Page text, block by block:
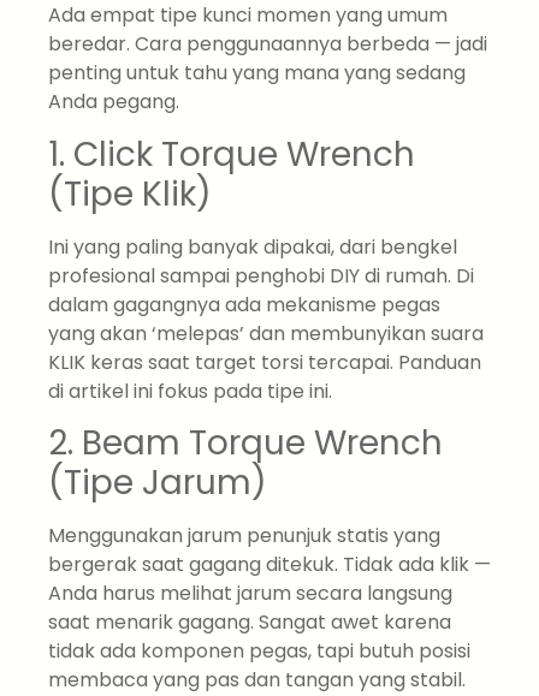
Ada empat tipe kunci momen yang umum
beredar. Cara penggunaannya berbeda — jadi
penting untuk tahu yang mana yang sedang
Anda pegang.
1. Click Torque Wrench
(Tipe Klik)
Ini yang paling banyak dipakai, dari bengkel
profesional sampai penghobi DIY di rumah. Di
dalam gagangnya ada mekanisme pegas
yang akan ‘melepas’ dan membunyikan suara
KLIK keras saat target torsi tercapai. Panduan
di artikel ini fokus pada tipe ini.
2. Beam Torque Wrench
(Tipe Jarum)
Menggunakan jarum penunjuk statis yang
bergerak saat gagang ditekuk. Tidak ada klik —
Anda harus melihat jarum secara langsung
saat menarik gagang. Sangat awet karena
tidak ada komponen pegas, tapi butuh posisi
membaca yang pas dan tangan yang stabil.